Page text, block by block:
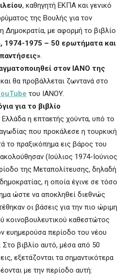
, καθηγητή ΕΚΠΑ και γενικό
της Βουλής για τον
Δημοκρατία, με αφορμή το βιβλίο
1974-1975 – 50 ερωτήματα και
.
στον ΙΑΝΟ της
και θα προβάλλεται ζωντανά στο
του ΙΑΝΟΥ.
για το βιβλίο
η επταετής χούντα, υπό το
που προκάλεσε η τουρκική
το πραξικόπηµα εις βάρος του
(Ιούλιος 1974-Ιούνιος
της Μεταπολίτευσης, δηλαδή
η οποία έγινε σε τόσο
ώστε να αποκληθεί διεθνώς
οι βάσεις για την πιο ώριµη
κοινοβουλευτικού καθεστώτος
ευηµερούσα περίοδο του νέου
Στο βιβλίο αυτό, µέσα από 50
εξετάζονται τα σηµαντικότερα
µε την περίοδο αυτή: